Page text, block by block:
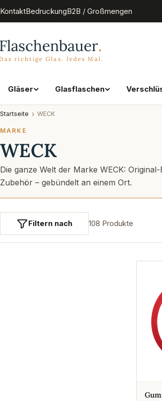
Inhalt
KontaktBedruckungB2B / Großmengen
Gläser Glasflaschen
Startseite WECK
MARKE
WECK
Die ganze Welt der Marke WECK:
Zubehör – gebündelt an einem Ort.
108 Produkte
Filtern nach